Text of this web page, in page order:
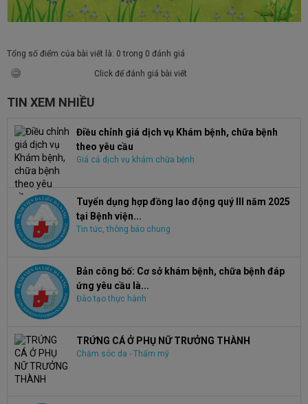
Tổng số điểm của bài viết là: 0 trong 0 đánh giá
Click để đánh giá bài viết
TIN XEM NHIỀU
Điều chỉnh giá dịch vụ Khám bệnh, chữa bệnh
theo yêu cầu
Giá cả dịch vụ khám chữa bệnh
Tuyển dụng hợp đồng lao động quý III năm 2025
tại Bệnh viện...
Tin tức, thông báo chung
Bản công bố: Cơ sở khám bệnh, chữa bệnh đáp
ứng yêu cầu là...
Đào tạo thực hành
TRỨNG CÁ Ở PHỤ NỮ TRƯỞNG THÀNH
Chăm sóc da - Thẩm mỹ